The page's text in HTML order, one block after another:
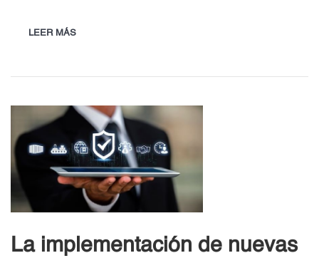
LEER MÁS
La implementación de nuevas